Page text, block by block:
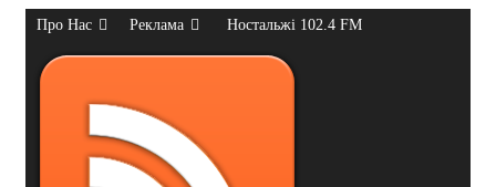
Про Нас Реклама Ностальжі 102.4 FM